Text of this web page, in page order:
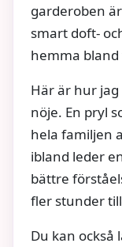
garderoben
smart doft-
hemma bland
Här är hur
nöje. En pryl
hela familjen
ibland leder
bättre
fler stunder
Du kan också